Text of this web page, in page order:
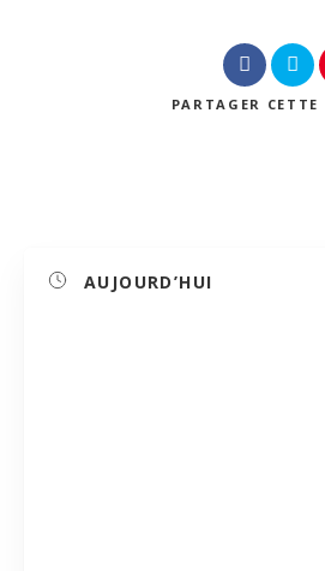
PARTAGER CETTE
AUJOURD’HUI